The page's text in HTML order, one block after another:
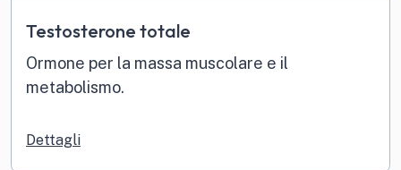
Testosterone totale
Ormone per la massa muscolare e il
metabolismo.
Dettagli